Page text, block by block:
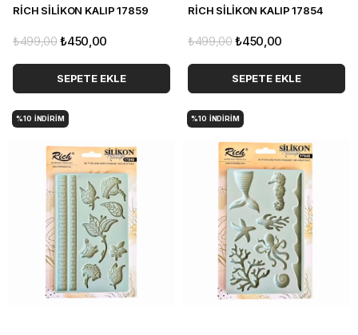
RİCH SİLİKON KALIP 17859
₺450,00
₺499,00
SEPETE EKLE
RİCH SİLİKON KALIP 17854
₺450,00
₺499,00
SEPETE EKLE
%10 İNDIRIM %10 İNDIRIM